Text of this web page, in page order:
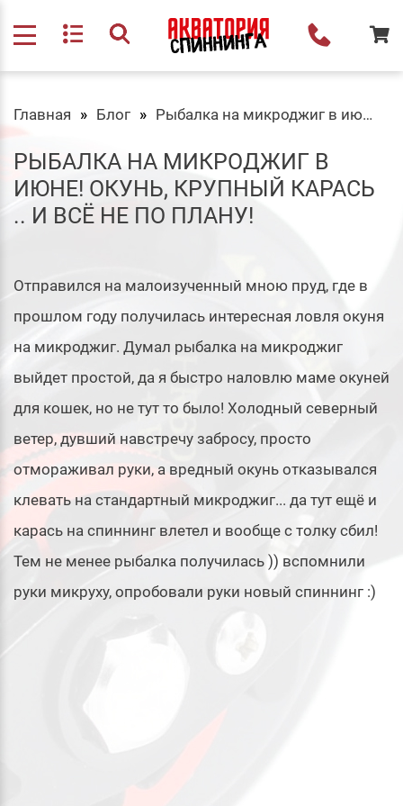
Главная Блог Рыбалка на микроджиг в июне! ОКУНЬ, КРУПНЫЙ КАРАСЬ .. и всё не по плану!
РЫБАЛКА НА МИКРОДЖИГ В
ИЮНЕ! ОКУНЬ, КРУПНЫЙ КАРАСЬ
.. И ВСЁ НЕ ПО ПЛАНУ!
Отправился на малоизученный мною пруд, где в
прошлом году получилась интересная ловля окуня
на микроджиг. Думал рыбалка на микроджиг
выйдет простой, да я быстро наловлю маме окуней
для кошек, но не тут то было! Холодный северный
ветер, дувший навстречу забросу, просто
отмораживал руки, а вредный окунь отказывался
клевать на стандартный микроджиг... да тут ещё и
карась на спиннинг влетел и вообще с толку сбил!
Тем не менее рыбалка получилась )) вспомнили
руки микруху, опробовали руки новый спиннинг :)